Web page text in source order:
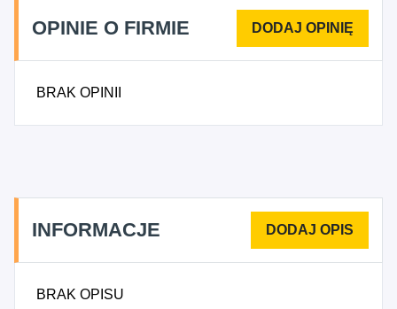
Działalność agencji reklamowych, 7420Z -
Działalność fotograficzna, 7411Z - Działalność w
zakresie wzornictwa przemysłowego i
zakresie projektowania graficznego i komunikacji
działalność profesjonalna, naukowa i techniczna,
gdzie indziej niesklasyfikowana.
OPINIE O FIRMIE
BRAK OPINII
INFORMACJE
BRAK OPISU